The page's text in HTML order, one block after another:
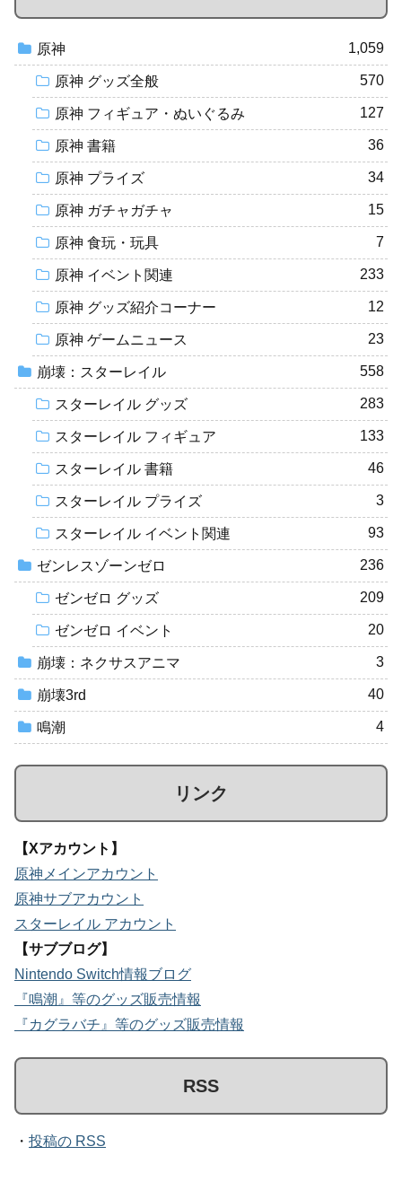
原神 1,059
原神 グッズ全般 570
原神 フィギュア・ぬいぐるみ 127
原神 書籍 36
原神 プライズ 34
原神 ガチャガチャ 15
原神 食玩・玩具 7
原神 イベント関連 233
原神 グッズ紹介コーナー 12
原神 ゲームニュース 23
崩壊：スターレイル 558
スターレイル グッズ 283
スターレイル フィギュア 133
スターレイル 書籍 46
スターレイル プライズ 3
スターレイル イベント関連 93
ゼンレスゾーンゼロ 236
ゼンゼロ グッズ 209
ゼンゼロ イベント 20
崩壊：ネクサスアニマ 3
崩壊3rd 40
鳴潮 4
リンク
【Xアカウント】
原神メインアカウント
原神サブアカウント
スターレイル アカウント
【サブブログ】
Nintendo Switch情報ブログ
『鳴潮』等のグッズ販売情報
『カグラバチ』等のグッズ販売情報
RSS
・ 投稿の RSS